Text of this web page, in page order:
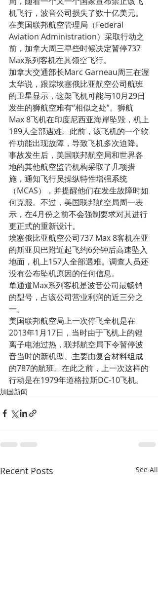
机飞行，波音公司损失了数十亿美元。
在美国联邦航空管理局（Federal
Aviation Administration）采取行动之
前，加拿大周三早些时候决定暂停737
Max系列客机在其领空飞行。
加拿大交通部长Marc Garneau周三在渥
太华说，跟踪埃塞俄比亚航空公司航班
的卫星显示，这架飞机可能与10月29日
发生的狮航空难有“相似之处”。狮航
Max 8飞机在印度尼西亚海岸坠毁，机上
189人全部遇难。此前，该飞机的一个软
件功能出现故障，导致飞机多次迫降。
事故发生后，美国联邦航空局和世界各
地的其他航空监管机构采取了几项措
施，通知飞行员操纵特性增强系统
（MCAS），并提醒他们在发生故障时如
何克服。不过，美国联邦航空局周一表
示，在4月份之前不会强制要求对其进行
更正式的重新设计。
埃塞俄比亚航空公司737 Max 8客机在亚
的斯亚贝巴附近起飞约6分钟后高速坠入
地面，机上157人全部遇难。调查人员还
没有公布坠机原因的任何信息。
单通道Max系列客机是波音公司最畅销
的型号，占该公司营业利润的近三分之
一。
美国联邦航空局上一次停飞全机是在
2013年1月17日，当时由于飞机上的锂
离子电池过热，联邦航空局下令暂停波
音当时的新机型、主要由复合材料组成
的787的航班。在此之前，上一次这样的
行动是在1979年道格拉斯DC-10飞机。
加国新闻
Recent Posts See All